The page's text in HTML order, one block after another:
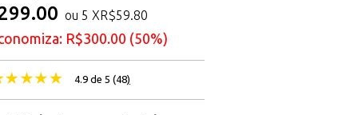
ou 5 XR$59.80
R$300.00 (50%)
4.9 de 5 (48)